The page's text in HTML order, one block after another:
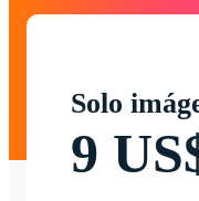
Solo
9